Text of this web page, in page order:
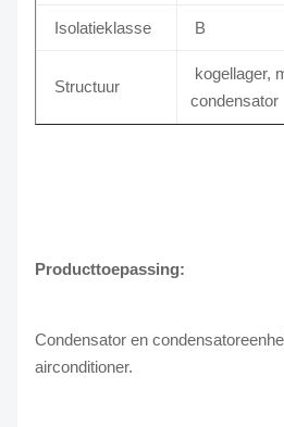
Isolatieklasse B
Structuur
kogellager,
condensator
Producttoepassing:
Condensator en
airconditioner.